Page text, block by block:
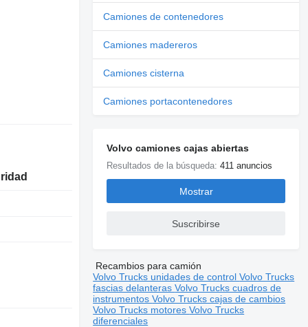
Camiones de contenedores
Camiones madereros
Camiones cisterna
Camiones portacontenedores
Volvo camiones cajas abiertas
Resultados de la búsqueda:411 anuncios
Mostrar
Suscribirse
Recambios para camión
Volvo Trucks unidades de controlVolvo Trucks
fascias delanterasVolvo Trucks cuadros de
instrumentosVolvo Trucks cajas de cambios
Volvo Trucks motoresVolvo Trucks
diferenciales